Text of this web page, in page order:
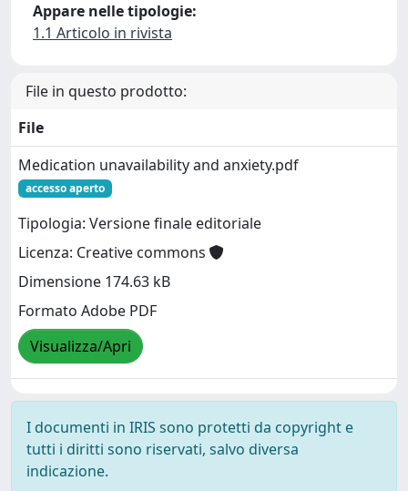
Appare nelle tipologie:
1.1 Articolo in rivista
File in questo prodotto:
File
Medication unavailability and anxiety.pdf
accesso aperto
Tipologia: Versione finale editoriale
Licenza: Creative commons
Dimensione 174.63 kB
Formato Adobe PDF
Visualizza/Apri
I documenti in IRIS sono protetti da copyright e
tutti i diritti sono riservati, salvo diversa
indicazione.